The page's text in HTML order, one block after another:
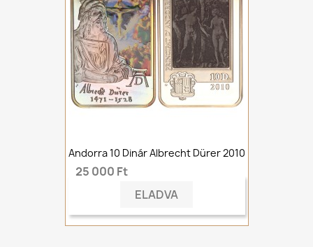
Andorra 10 Dinár Albrecht Dürer 2010
25 000 Ft
ELADVA